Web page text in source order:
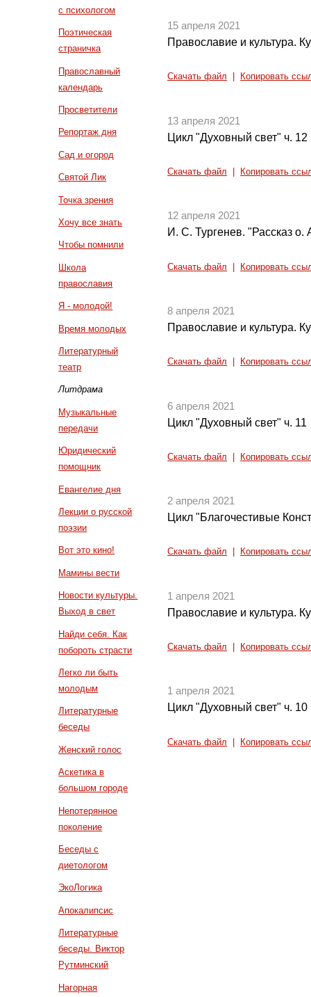
с психологом
Поэтическая
страничка
Православный
календарь
Просветители
Репортаж дня
Сад и огород
Святой Лик
Точка зрения
Хочу все знать
Чтобы помнили
Школа
православия
Я - молодой!
Время молодых
Литературный
театр
Литдрама
Музыкальные
передачи
Юридический
помощник
Евангелие дня
Лекции о русской
поэзии
Вот это кино!
Мамины вести
Новости культуры.
Выход в свет
Найди себя. Как
побороть страсти
Легко ли быть
молодым
Литературные
беседы
Женский голос
Аскетика в
большом городе
Непотерянное
поколение
Беседы с
диетологом
ЭкоЛогика
Апокалипсис
Литературные
беседы. Виктор
Рутминский
Нагорная
15 апреля 2021
Православие и культура.
Скачать файл Копировать
13 апреля 2021
Цикл "Духовный свет" ч. 12
Скачать файл Копировать
12 апреля 2021
И. С. Тургенев. "Рассказ о.
Скачать файл Копировать
8 апреля 2021
Православие и культура.
Скачать файл Копировать
6 апреля 2021
Цикл "Духовный свет" ч. 11
Скачать файл Копировать
2 апреля 2021
Цикл "Благочестивые
Скачать файл Копировать
1 апреля 2021
Православие и культура.
Скачать файл Копировать
1 апреля 2021
Цикл "Духовный свет" ч. 10
Скачать файл Копировать